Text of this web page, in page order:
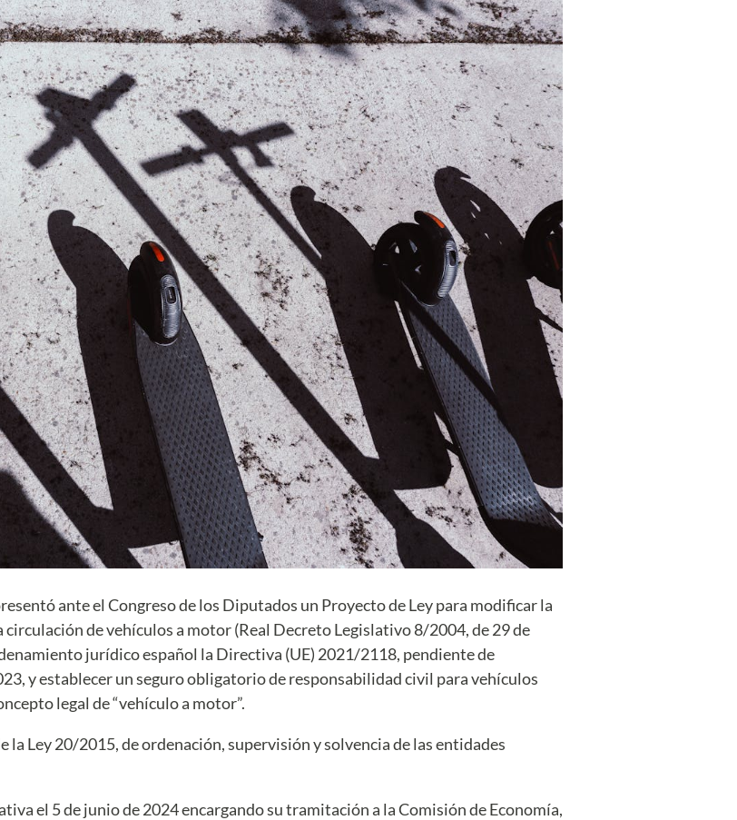
ante el Congreso de los Diputados un Proyecto de Ley para modificar la
de vehículos a motor (Real Decreto Legislativo 8/2004, de 29 de
jurídico español la Directiva (UE) 2021/2118, pendiente de
y establecer un seguro obligatorio de responsabilidad civil para vehículos
legal de “vehículo a motor”.
la Ley 20/2015, de ordenación, supervisión y solvencia de las entidades
el 5 de junio de 2024 encargando su tramitación a la Comisión de Economía,